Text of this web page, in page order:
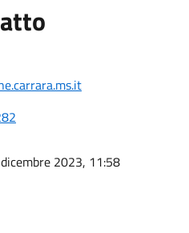
2023, 11:58